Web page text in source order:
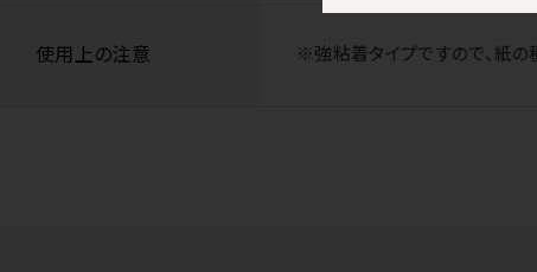
使用上の注意 ※強粘着タイプですので、紙の